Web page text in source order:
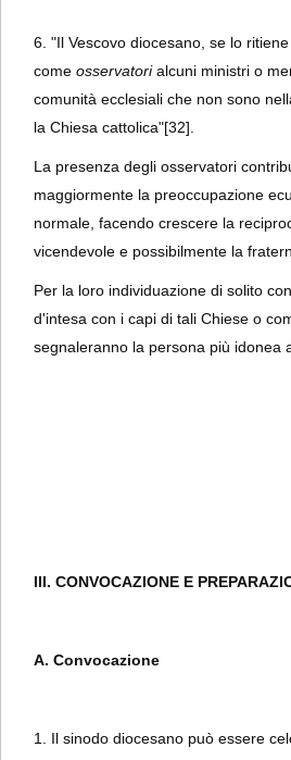
6. "Il Vescovo diocesano, se lo
come osservatorialcuni ministri o
comunità ecclesiali che non sono
la Chiesa cattolica"[32].
La presenza degli osservatori
maggiormente la preoccupazione
normale, facendo crescere la
vicendevole e possibilmente la
Per la loro individuazione di solito
d'intesa con i capi di tali Chiese o
segnaleranno la persona più idonea
III. CONVOCAZIONE E
A. Convocazione
1. Il sinodo diocesano può essere